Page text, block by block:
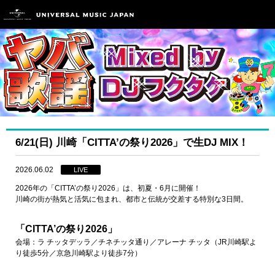
6/21(日) 川崎「CITTA’の祭り2026」で生DJ MIX！
2026.06.02 LIVE
2026年の「CITTA’の祭り2026」は、初夏・6月に開催！
川崎の街が熱気と活気に包まれ、都市と伝統が交差する特別な3日間。
「CITTA’の祭り2026」
会場：ラ チッタデッラ／チネチッタ通り／アレーナ チッタ（JR川崎駅よ
り徒歩5分／京急川崎駅より徒歩7分）